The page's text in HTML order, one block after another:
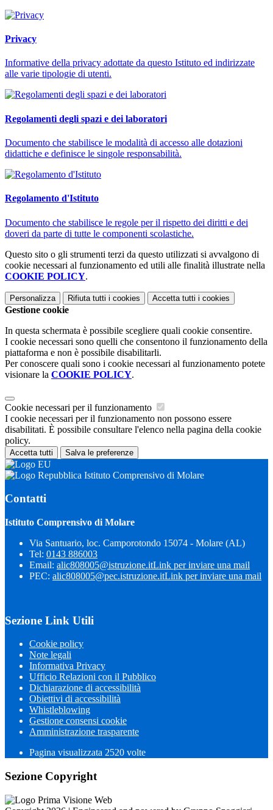
Privacy
Informative della privacy adottate da questo Istituto ed indirizzate
alle varie tipologie di utenti.
Regolamenti degli spazi e dei laboratori
Documento che stabilisce le modalità di accesso alle dotazioni
didattiche e definisce le singole responsabilità.
Regolamento d'Istituto
Documento che stabilisce le regole per il rispetto dei diritti e dei
doveri da parte di tutte le componenti scolastiche.
Questo sito o gli strumenti terzi da questo utilizzati si avvalgono di
cookie necessari al funzionamento ed utili alle finalità illustrate nella
COOKIE POLICY.
Personalizza Rifiuta tutti i cookies Accetta tutti i cookies
Gestione cookie
In questa schermata è possibile scegliere quali cookie consentire.
I cookie necessari sono quelli che consentono il funzionamento della
piattaforma e non è possibile disabilitarli.
Per conoscere quali sono i cookie necessari al funzionamento potete
visionare la COOKIE POLICY.
Cookie necessari per il funzionamento
I cookie necessari per il funzionamento non possono essere
disabilitati. È possibile consultare l'elenco nella pagina della cookie
policy.
Accetta tutti Salva le preferenze
Istituto Comprensivo di Molare
Contatti
Istituto Comprensivo di Molare
Via Santuario, loc. Camporotondo 15074 - Molare (AL)
Tel: 0143 886003
Email: alic808005@istruzione.itLink per inviare una mail
PEC: alic808005@pec.istruzione.itLink per inviare una mail
Sezione Link Utili
Cookie policy
Note legali
Informativa Privacy
Ufficio Relazioni con il Pubblico
Dichiarazione di accessibilità
Obiettivi di accessibilità
Whistleblowing
Gestione consensi cookie
Amministrazione trasparente
Pagina visualizzata 2520 volte
Sezione Copyright